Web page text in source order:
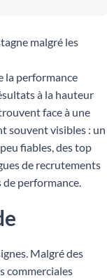
malgré les
la performance
à la hauteur
face à une
souvent visibles : un
fiables, des top
de recrutements
performance.
Malgré des
commerciales